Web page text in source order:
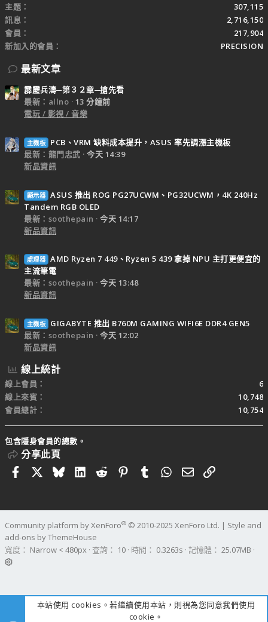
主題
307,115
訊息
2,716,150
會員
217,904
新加入的會員
PRECISION
最新文章
霹靂兵濤─第３２章─搶先看
最新：allno
13 分鐘前
電玩 / 影視 / 音樂
主機板
PCB、VRM 缺料成本提升，ASUS 率先調漲主機板
最新：龍門忠武
今天 14:39
新品資訊
顯示器 ASUS 推出 ROG PG27UCWM、PG32UCWM，4K 240Hz
Tandem RGB OLED
最新：soothepain
今天 14:17
新品資訊
處理器 AMD Ryzen 7 449、Ryzen 5 439 拿掉 NPU 主打更便宜的
主流筆電
最新：soothepain
今天 13:48
新品資訊
主機板
GIGABYTE 推出 B760M GAMING WIFI6E DDR4 GEN5
最新：soothepain
今天 12:02
新品資訊
線上統計
線上會員
6
線上來賓
10,748
會員總計
10,754
包含隱身會員的總數。
分享此頁
FacebookBlueskyLinkedIn
RedditPinterestTumblrWhatsApp
電子郵件
連結
Community platform by XenForo® © 2010-2025 XenForo Ltd. | Style and
add-ons by ThemeHouse
寬度
查詢 10 時間 0.3263s 記憶體 25.07MB
本站使用 cookies。若繼續使用本站，則視為您同意我們使用
cookie。